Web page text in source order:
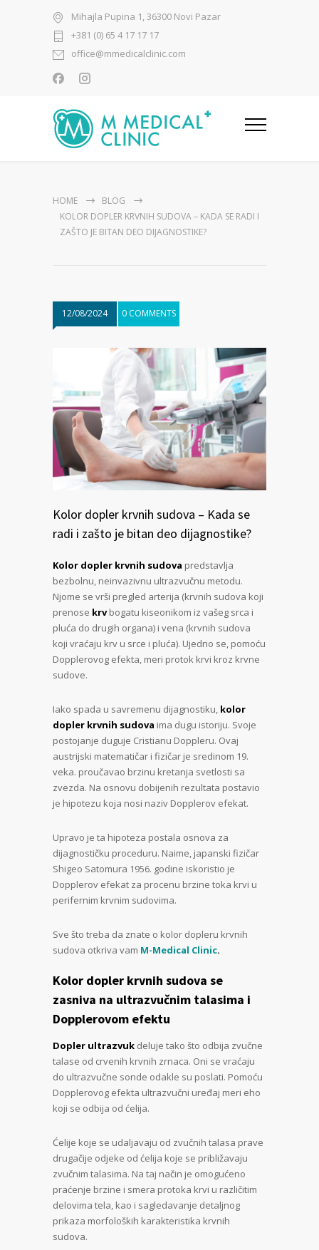
Mihajla Pupina 1, 36300 Novi Pazar
+381 (0) 65 4 17 17 17
office@mmedicalclinic.com
HOME
BLOG
KOLOR DOPLER KRVNIH SUDOVA – KADA SE RADI I
ZAŠTO JE BITAN DEO DIJAGNOSTIKE?
12/08/2024 0 COMMENTS
Kolor dopler krvnih sudova – Kada se
radi i zašto je bitan deo dijagnostike?
Kolor dopler krvnih sudova predstavlja
bezbolnu, neinvazivnu ultrazvučnu metodu.
Njome se vrši pregled arterija (krvnih sudova koji
prenose krvbogatu kiseonikom iz vašeg srca i
pluća do drugih organa) i vena (krvnih sudova
koji vraćaju krv u srce i pluća). Ujedno se, pomoću
Dopplerovog efekta, meri protok krvi kroz krvne
sudove.
Iako spada u savremenu dijagnostiku, kolor
dopler krvnih sudova ima dugu istoriju. Svoje
postojanje duguje Cristianu Doppleru. Ovaj
austrijski matematičar i fizičar je sredinom 19.
veka. proučavao brzinu kretanja svetlosti sa
zvezda. Na osnovu dobijenih rezultata postavio
je hipotezu koja nosi naziv Dopplerov efekat.
Upravo je ta hipoteza postala osnova za
dijagnostičku proceduru. Naime, japanski fizičar
Shigeo Satomura 1956. godine iskoristio je
Dopplerov efekat za procenu brzine toka krvi u
perifernim krvnim sudovima.
Sve što treba da znate o kolor dopleru krvnih
sudova otkriva vam M-Medical Clinic.
Kolor dopler krvnih sudova se
zasniva na ultrazvučnim talasima i
Dopplerovom efektu
Dopler ultrazvuk deluje tako što odbija zvučne
talase od crvenih krvnih zrnaca. Oni se vraćaju
do ultrazvučne sonde odakle su poslati. Pomoću
Dopplerovog efekta ultrazvučni uređaj meri eho
koji se odbija od ćelija.
Ćelije koje se udaljavaju od zvučnih talasa prave
drugačije odjeke od ćelija koje se približavaju
zvučnim talasima. Na taj način je omogućeno
praćenje brzine i smera protoka krvi u različitim
delovima tela, kao i sagledavanje detaljnog
prikaza morfoloških karakteristika krvnih
sudova.